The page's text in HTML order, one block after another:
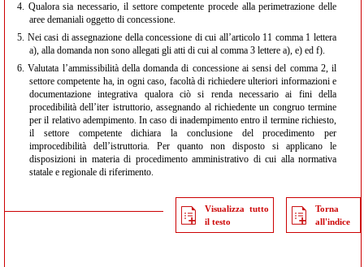
4. Qualora sia necessario, il settore competente procede alla perimetrazione delle
aree demaniali oggetto di concessione.
5. Nei casi di assegnazione della concessione di cui all’articolo 11 comma 1 lettera
a), alla domanda non sono allegati gli atti di cui al comma 3 lettere a), e) ed f).
6. Valutata l’ammissibilità della domanda di concessione ai sensi del comma 2, il
settore competente ha, in ogni caso, facoltà di richiedere ulteriori informazioni e
documentazione integrativa qualora ciò si renda necessario ai fini della
procedibilità dell’iter istruttorio, assegnando al richiedente un congruo termine
per il relativo adempimento. In caso di inadempimento entro il termine richiesto,
il settore competente dichiara la conclusione del procedimento per
improcedibilità dell’istruttoria. Per quanto non disposto si applicano le
disposizioni in materia di procedimento amministrativo di cui alla normativa
statale e regionale di riferimento.
Visualizza tutto
il testo
Torna
all'indice